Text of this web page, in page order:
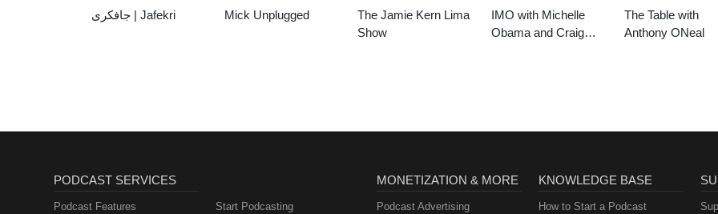
جافکری | Jafekri Mick Unplugged
The Jamie Kern Lima
Show
IMO with Michelle
Obama and Craig
The Table with
Anthony ONeal
PODCAST SERVICES
Podcast Features
Start Podcasting
MONETIZATION & MORE
Podcast Advertising
KNOWLEDGE BASE
How to Start a Podcast